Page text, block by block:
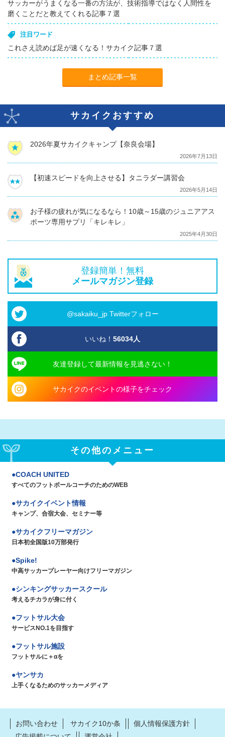
サッカーがうまくなる一番の方法が、技術指導ではなく人間性を
磨くことだと教えてくれる記事７選
注目ワード
これさえ読めば足が速くなる！サカイク記事７選
まとめ記事一覧
サカイクおすすめ
2026年夏サカイクキャンプ【奈良会場】
2026年7月13日
【初速スピードを向上させる】タニラダー講習会
2026年5月14日
お子様の疲れが気になるなら！10歳～15歳のジュニアアス
ポーツ専用サプリ「キレキレ」
2025年4月30日
登録簡単！無料
メールマガジン登録
@sakaiku_jp Twitterフォロー
いいね！ 56034人
友達登録して最新情報を見逃さない！
サカイクのイベントの様子をチェック
その他のメニュー
COACH UNITED
すべてのフットボールコーチのためのWEB
サカイクイベント情報
キャンプ、合宿大会、セミナー等
サカイクフリーマガジン
日本初全国版10万部発行
Spike!
中高サッカープレーヤー向けフリーマガジン
シンキングサッカースクール
考えるチカラが身に付く
フットサル大会
サービスNO.1を目指す
フットサル施設
フットサルに＋αを
ヤンサカ
上手くなるためのサッカーメディア
お問い合わせ サカイク10か条
個人情報保護方針